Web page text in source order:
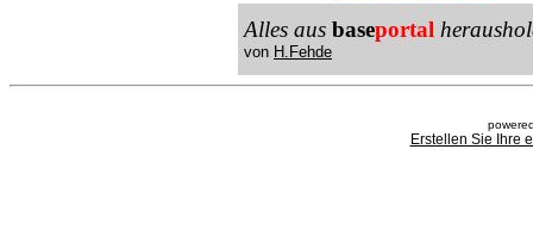
Alles aus baseportal
von H.Fehde
Erstellen Sie Ihre